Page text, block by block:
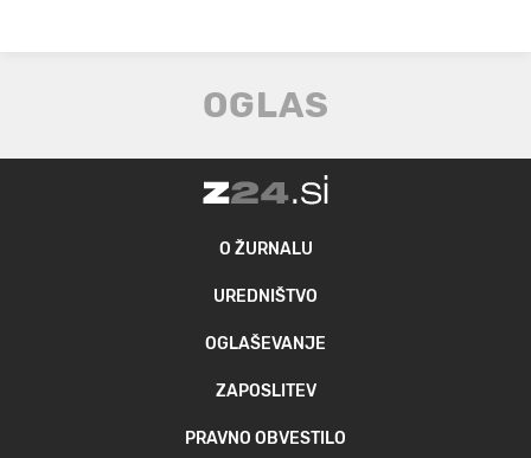
O ŽURNALU
UREDNIŠTVO
OGLAŠEVANJE
ZAPOSLITEV
PRAVNO OBVESTILO